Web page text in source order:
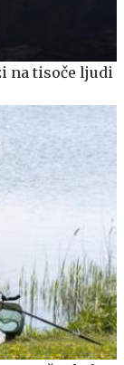
na tisoče ljudi